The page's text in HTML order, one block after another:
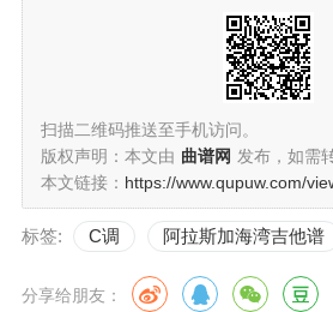
扫描二维码推送至手机访问。
版权声明：本文由 曲谱网 发布，如需
本文链接： https://www.qupuw.com/
标签: C调 阿拉斯加海湾吉他谱
分享给朋友：